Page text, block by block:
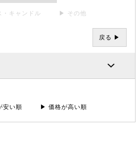
キャンドル ▶ その他
戻る ▶
安い順 ▶ 価格が高い順